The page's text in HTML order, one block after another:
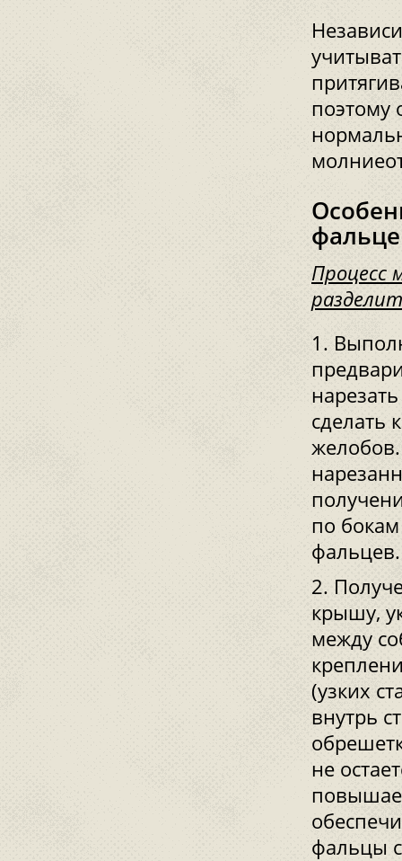
поэтому
Процесс
сделать
по
фальцев.
крышу,
между
(узких
внутрь
не
фальцы